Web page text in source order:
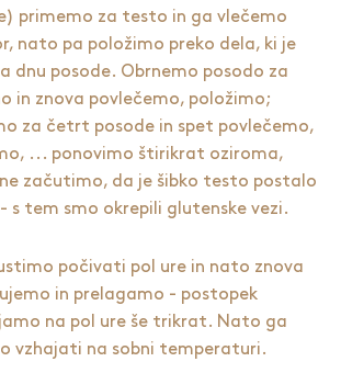
primemo za testo in ga vlečemo
nato pa položimo preko dela, ki je
dnu posode. Obrnemo posodo za
in znova povlečemo, položimo;
za četrt posode in spet povlečemo,
... ponovimo štirikrat oziroma,
začutimo, da je šibko testo postalo
s tem smo okrepili glutenske vezi.
počivati pol ure in nato znova
in prelagamo - postopek
na pol ure še trikrat. Nato ga
vzhajati na sobni temperaturi.